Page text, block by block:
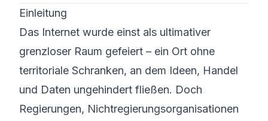
Einleitung
Das Internet wurde einst als ultimativer
grenzloser Raum gefeiert – ein Ort ohne
territoriale Schranken, an dem Ideen, Handel
und Daten ungehindert fließen. Doch
Regierungen, Nichtregierungs­organisationen